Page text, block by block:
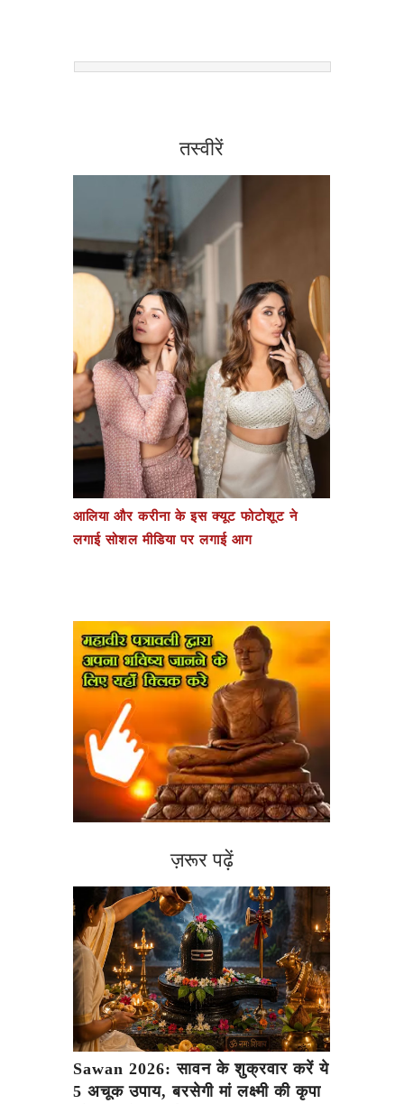
तस्वीरें
आलिया और करीना के इस क्यूट फोटोशूट ने
लगाई सोशल मीडिया पर लगाई आग
ज़रूर पढ़ें
Sawan 2026: सावन के शुक्रवार करें ये
5 अचूक उपाय, बरसेगी मां लक्ष्मी की कृपा